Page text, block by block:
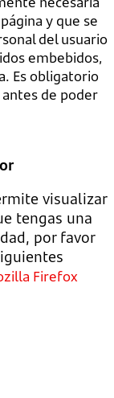
y que se
del usuario
embebidos,
Es obligatorio
de poder
visualizar
tengas una
por favor
Firefox